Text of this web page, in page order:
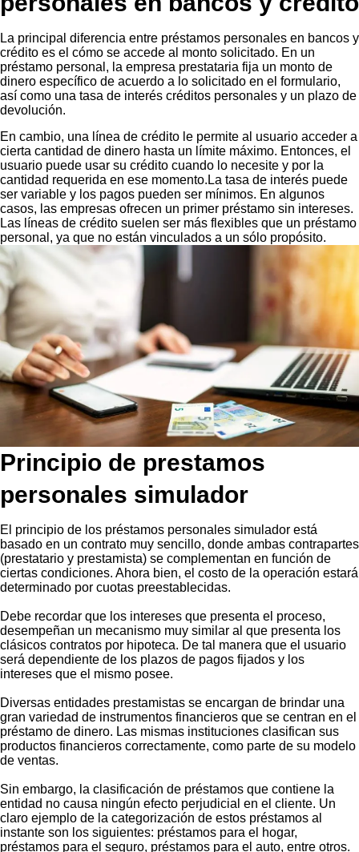
La principal diferencia entre préstamos personales en bancos y
crédito es el cómo se accede al monto solicitado. En un
préstamo personal, la empresa prestataria fija un monto de
dinero específico de acuerdo a lo solicitado en el formulario,
así como una tasa de interés créditos personales y un plazo de
devolución.
En cambio, una línea de crédito le permite al usuario acceder a
cierta cantidad de dinero hasta un límite máximo. Entonces, el
usuario puede usar su crédito cuando lo necesite y por la
cantidad requerida en ese momento.La tasa de interés puede
ser variable y los pagos pueden ser mínimos. En algunos
casos, las empresas ofrecen un primer préstamo sin intereses.
Las líneas de crédito suelen ser más flexibles que un préstamo
personal, ya que no están vinculados a un sólo propósito.
Principio de prestamos
personales simulador
El principio de los préstamos personales simulador está
basado en un contrato muy sencillo, donde ambas contrapartes
(prestatario y prestamista) se complementan en función de
ciertas condiciones. Ahora bien, el costo de la operación estará
determinado por cuotas preestablecidas.
Debe recordar que los intereses que presenta el proceso,
desempeñan un mecanismo muy similar al que presenta los
clásicos contratos por hipoteca. De tal manera que el usuario
será dependiente de los plazos de pagos fijados y los
intereses que el mismo posee.
Diversas entidades prestamistas se encargan de brindar una
gran variedad de instrumentos financieros que se centran en el
préstamo de dinero. Las mismas instituciones clasifican sus
productos financieros correctamente, como parte de su modelo
de ventas.
Sin embargo, la clasificación de préstamos que contiene la
entidad no causa ningún efecto perjudicial en el cliente. Un
claro ejemplo de la categorización de estos préstamos al
instante son los siguientes: préstamos para el hogar,
préstamos para el seguro, préstamos para el auto, entre otros.